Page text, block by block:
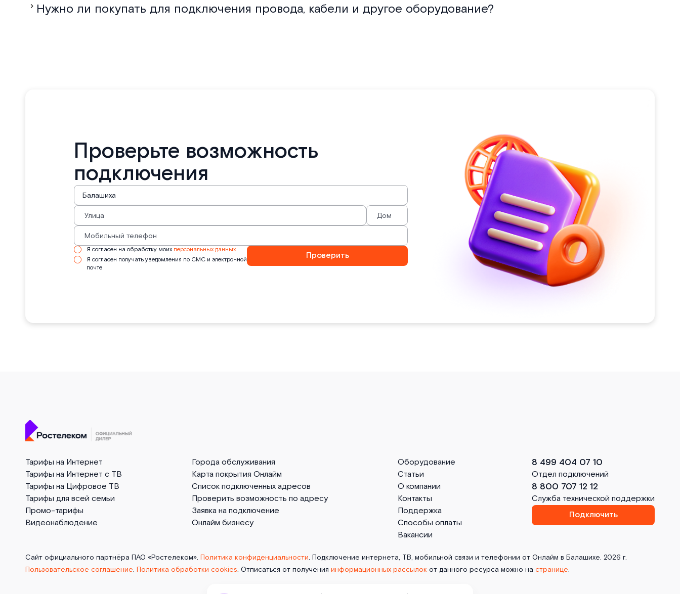
Нужно ли покупать для подключения провода, кабели и другое оборудование?
Проверьте возможность
подключения
Я согласен на обработку моих персональных данных
Я согласен получать уведомления по СМС и электронной
почте
Проверить
Тарифы на Интернет
Тарифы на Интернет с ТВ
Тарифы на Цифровое ТВ
Тарифы для всей семьи
Промо-тарифы
Видеонаблюдение
Города обслуживания
Карта покрытия Онлайм
Список подключенных адресов
Проверить возможность по адресу
Заявка на подключение
Онлайм бизнесу
Оборудование
Статьи
О компании
Контакты
Поддержка
Способы оплаты
Вакансии
8 499 404 07 10
Отдел подключений
8 800 707 12 12
Служба технической поддержки
Подключить
Сайт официального партнёра ПАО «Ростелеком». Политика конфиденциальности. Подключение интернета, ТВ, мобильной связи и телефонии от Онлайм в Балашихе. 2026 г.
Пользовательское соглашение. Политика обработки cookies. Отписаться от получения информационных рассылок от данного ресурса можно на странице.